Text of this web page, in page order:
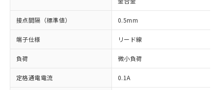
接点間隔（標準値） 0.5mm
端子仕様 リード線
負荷 微小負荷
定格通電電流 0.1A